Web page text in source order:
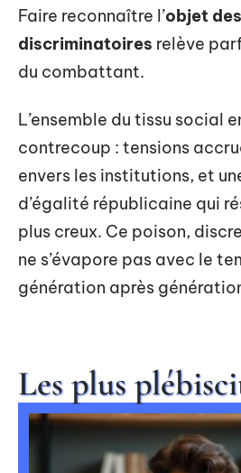
Faire reconnaître l’objet
discriminatoires relève
du combattant.
L’ensemble du tissu social
contrecoup : tensions
envers les institutions, et
d’égalité républicaine qui
plus creux. Ce poison,
ne s’évapore pas avec le
génération après
Les plus